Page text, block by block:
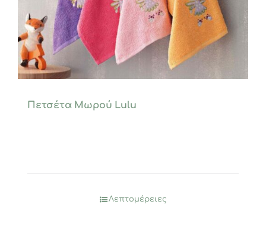
Πετσέτα Μωρού Lulu
Λεπτομέρειες